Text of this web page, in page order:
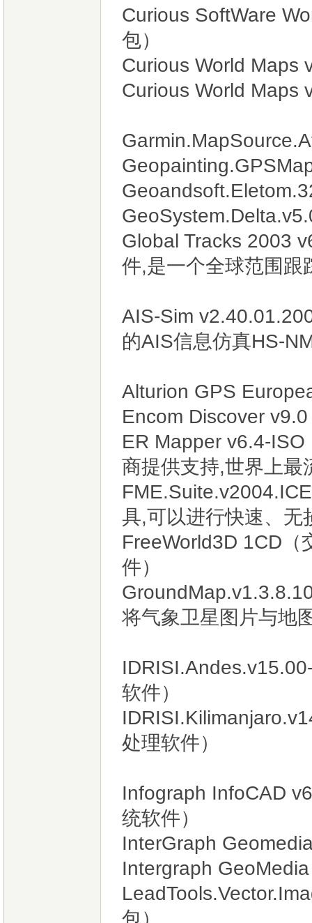
Curious SoftWare
包）
Curious World Maps
Curious World Maps
Global Tracks 2003
件,是一个全球范围跟
AIS-Sim
的AIS信息仿真HS-
Alturion GPS
Encom Discover
ER Mapper v6.4-
商提供支持,世界上最
具,可以进行快速、无
FreeWorld3D 1CD（
件）
将气象卫星图片与地
软件）
处理软件）
Infograph InfoCAD
统软件）
InterGraph
Intergraph
包）